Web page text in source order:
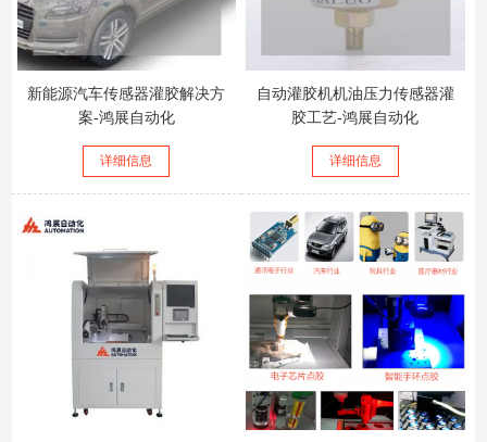
新能源汽车传感器灌胶解决方
案-鸿展自动化
详细信息
自动灌胶机机油压力传感器灌
胶工艺-鸿展自动化
详细信息